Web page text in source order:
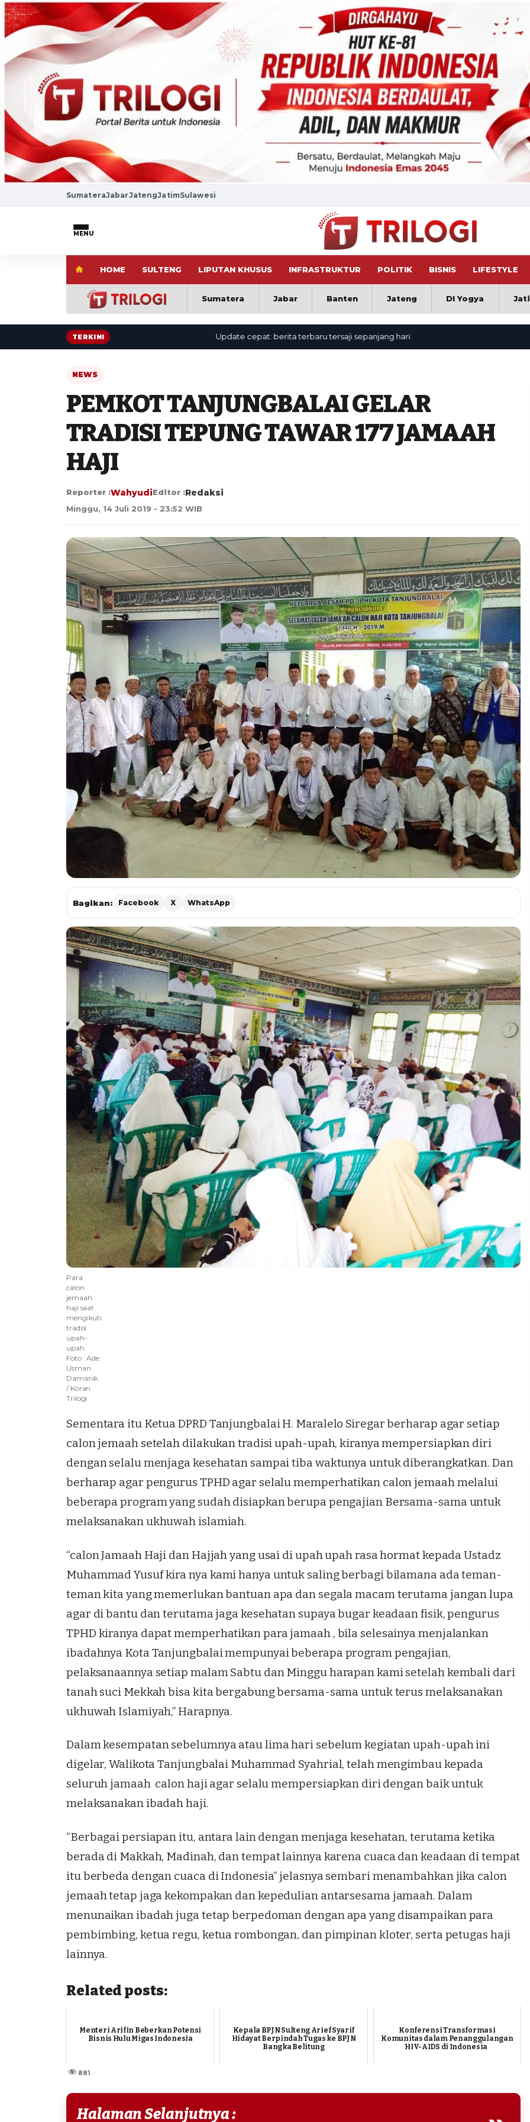
SumateraJabarJatengJatimSulawesi
MENU
HOME SULTENG LIPUTAN KHUSUS INFRASTRUKTUR POLITIK BISNIS LIFESTYLE
Sumatera Jabar Banten Jateng DI Yogya
TERKINI Update cepat: berita terbaru tersaji sepanjang hari.
NEWS
PEMKOT TANJUNGBALAI GELAR
TRADISI TEPUNG TAWAR 177 JAMAAH
HAJI
Reporter :WahyudiEditor :Redaksi
Minggu, 14 Juli 2019 - 23:52 WIB
Bagikan: Facebook X WhatsApp
Para
calon
jemaah
haji saat
mengikuti
tradisi
upah-
upah.
Foto : Ade
Usman
Damanik
/ Koran
Trilogi
Sementara itu Ketua DPRD Tanjungbalai H. Maralelo Siregar berharap agar setiap
calon jemaah setelah dilakukan tradisi upah-upah, kiranya mempersiapkan diri
dengan selalu menjaga kesehatan sampai tiba waktunya untuk diberangkatkan. Dan
berharap agar pengurus TPHD agar selalu memperhatikan calon jemaah melalui
beberapa program yang sudah disiapkan berupa pengajian Bersama-sama untuk
melaksanakan ukhuwah islamiah.
“calon Jamaah Haji dan Hajjah yang usai di upah upah rasa hormat kepada Ustadz
Muhammad Yusuf kira nya kami hanya untuk saling berbagi bilamana ada teman-
teman kita yang memerlukan bantuan apa dan segala macam terutama jangan lupa
agar di bantu dan terutama jaga kesehatan supaya bugar keadaan fisik, pengurus
TPHD kiranya dapat memperhatikan para jamaah , bila selesainya menjalankan
ibadahnya Kota Tanjungbalai mempunyai beberapa program pengajian,
pelaksanaannya setiap malam Sabtu dan Minggu harapan kami setelah kembali dari
tanah suci Mekkah bisa kita bergabung bersama-sama untuk terus melaksanakan
ukhuwah Islamiyah,” Harapnya.
Dalam kesempatan sebelumnya atau lima hari sebelum kegiatan upah-upah ini
digelar, Walikota Tanjungbalai Muhammad Syahrial, telah mengimbau kepada
seluruh jamaah calon haji agar selalu mempersiapkan diri dengan baik untuk
melaksanakan ibadah haji.
“Berbagai persiapan itu, antara lain dengan menjaga kesehatan, terutama ketika
berada di Makkah, Madinah, dan tempat lainnya karena cuaca dan keadaan di tempat
itu berbeda dengan cuaca di Indonesia” jelasnya sembari menambahkan jika calon
jemaah tetap jaga kekompakan dan kepedulian antarsesama jamaah. Dalam
menunaikan ibadah juga tetap berpedoman dengan apa yang disampaikan para
pembimbing, ketua regu, ketua rombongan, dan pimpinan kloter, serta petugas haji
lainnya.
Related posts:
Menteri Arifin Beberkan Potensi
Bisnis Hulu Migas Indonesia
Kepala BPJN Sulteng Arief Syarif
Hidayat Berpindah Tugas ke BPJN
Bangka Belitung
Konferensi Transformasi
Komunitas dalam Penanggulangan
HIV-AIDS di Indonesia
881
Halaman Selanjutnya :